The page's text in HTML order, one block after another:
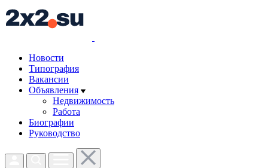
Новости
Типография
Вакансии
Объявления
Недвижимость
Работа
Биографии
Руководство